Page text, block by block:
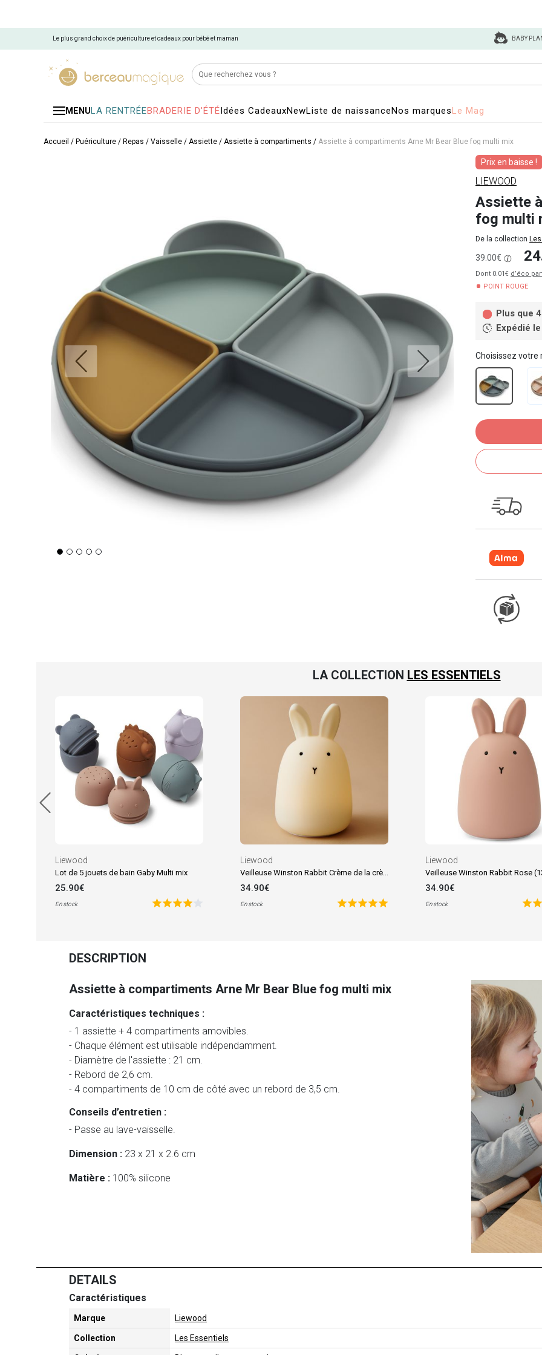
Le plus grand choix de puériculture et cadeaux pour bébé et maman BABY
MENULA RENTRÉEBRADERIE D'ÉTÉIdées CadeauxNewListe de naissanceNos marquesLe Mag
Accueil / Puériculture / Repas / Vaisselle / Assiette / Assiette à compartiments / Assiette à compartiments Arne Mr Bear Blue fog multi mix
Prix en baisse !
LIEWOOD
Assiette
fog multi
De la collection
39.00€
Dont 0.01€ d’éco
POINT ROUGE
Plus que
Expédié
Choisissez votre
LA COLLECTION LES ESSENTIELS
Liewood
Lot de 5 jouets de bain Gaby Multi mix
25.90€
En stock
Liewood
Veilleuse Winston Rabbit Crème de la crème (13 cm)
34.90€
En stock
Liewood
Veilleuse Winston Rabbit Rose
34.90€
En stock
DESCRIPTION
Assiette à compartiments Arne Mr Bear Blue fog multi mix
Caractéristiques techniques :
- 1 assiette + 4 compartiments amovibles.
- Chaque élément est utilisable indépendamment.
- Diamètre de l'assiette : 21 cm.
- Rebord de 2,6 cm.
- 4 compartiments de 10 cm de côté avec un rebord de 3,5 cm.
Conseils d’entretien :
- Passe au lave-vaisselle.
Dimension : 23 x 21 x 2.6 cm
Matière : 100% silicone
DETAILS
Caractéristiques
Marque Liewood
Collection Les Essentiels